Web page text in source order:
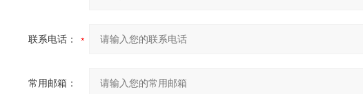
联系电话：
常用邮箱：